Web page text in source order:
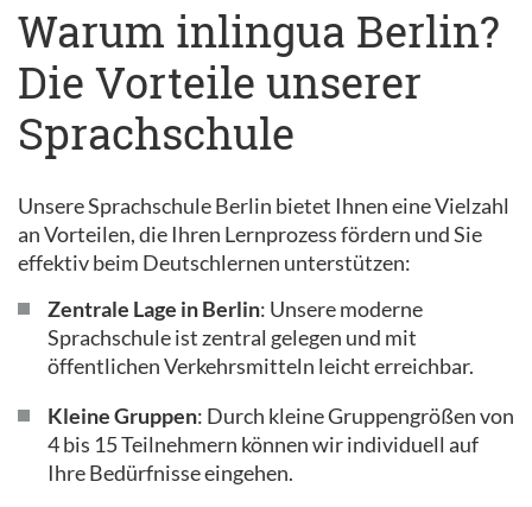
Warum inlingua Berlin?
Die Vorteile unserer
Sprachschule
Unsere Sprachschule Berlin bietet Ihnen eine Vielzahl
an Vorteilen, die Ihren Lernprozess fördern und Sie
effektiv beim Deutschlernen unterstützen:
Zentrale Lage in Berlin: Unsere moderne
Sprachschule ist zentral gelegen und mit
öffentlichen Verkehrsmitteln leicht erreichbar.
Kleine Gruppen: Durch kleine Gruppengrößen von
4 bis 15 Teilnehmern können wir individuell auf
Ihre Bedürfnisse eingehen.